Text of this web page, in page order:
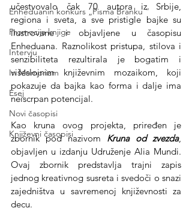
Enheduanin konkurs „Pisma Branku ”
Promocija knjige
Intervju
In Memoriam
Esej
Novi časopisi
Književni časopisi
učestvovalo čak 70 autora iz Srbije,
regiona i sveta, a sve pristigle bajke su
ilustrovane i objavljene u časopisu
Enheduana. Raznolikost pristupa, stilova i
senzibiliteta rezultirala je bogatim i
višeslojnim književnim mozaikom, koji
pokazuje da bajka kao forma i dalje ima
neiscrpan potencijal.
Kao kruna ovog projekta, priređen je
zbornik pod nazivom Kruna od zvezda,
objavljen u izdanju Udruženje Alia Mundi.
Ovaj zbornik predstavlja trajni zapis
jednog kreativnog susreta i svedoči o snazi
zajedništva u savremenoj književnosti za
decu.